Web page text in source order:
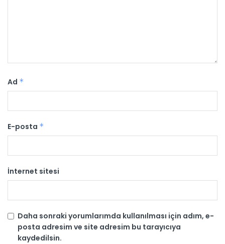
Ad *
E-posta *
İnternet sitesi
Daha sonraki yorumlarımda kullanılması için adım, e-
posta adresim ve site adresim bu tarayıcıya
kaydedilsin.